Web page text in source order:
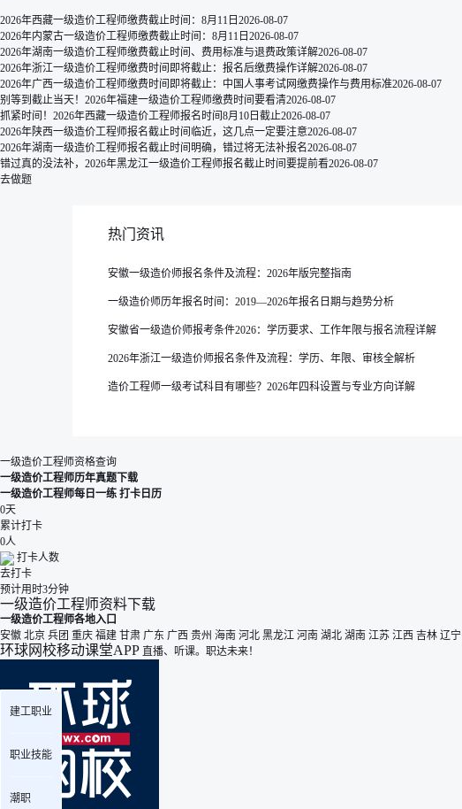
2026年西藏一级造价工程师缴费截止时间：8月11日 2026-08-07
2026年内蒙古一级造价工程师缴费截止时间：8月11日 2026-08-07
2026年湖南一级造价工程师缴费截止时间、费用标准与退费政策详解2026-08-07
2026年浙江一级造价工程师缴费时间即将截止：报名后缴费操作详解2026-08-07
2026年广西一级造价工程师缴费时间即将截止：中国人事考试网缴费操作与费用标准2026-08-07
别等到截止当天！2026年福建一级造价工程师缴费时间要看清2026-08-07
抓紧时间！2026年西藏一级造价工程师报名时间8月10日截止2026-08-07
2026年陕西一级造价工程师报名截止时间临近，这几点一定要注意2026-08-07
2026年湖南一级造价工程师报名截止时间明确，错过将无法补报名2026-08-07
错过真的没法补，2026年黑龙江一级造价工程师报名截止时间要提前看2026-08-07
去做题
热门资讯
安徽一级造价师报名条件及流程：2026年版完整指南
一级造价师历年报名时间：2019—2026年报名日期与趋势分析
安徽省一级造价师报考条件2026：学历要求、工作年限与报名流程详解
2026年浙江一级造价师报名条件及流程：学历、年限、审核全解析
造价工程师一级考试科目有哪些？2026年四科设置与专业方向详解
一级造价工程师资格查询
一级造价工程师历年真题下载
一级造价工程师每日一练 打卡日历
0天
累计打卡
0人
打卡人数
去打卡
预计用时3分钟
一级造价工程师资料下载
一级造价工程师各地入口
安徽 北京 兵团 重庆 福建 甘肃 广东 广西 贵州 海南 河北 黑龙江 河南 湖北 湖南 江苏 江西 吉林 辽宁
环球网校移动课堂APP 直播、听课。职达未来！
建工职业
职业技能
潮职